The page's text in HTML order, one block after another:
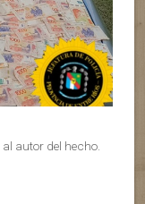
autor del hecho.